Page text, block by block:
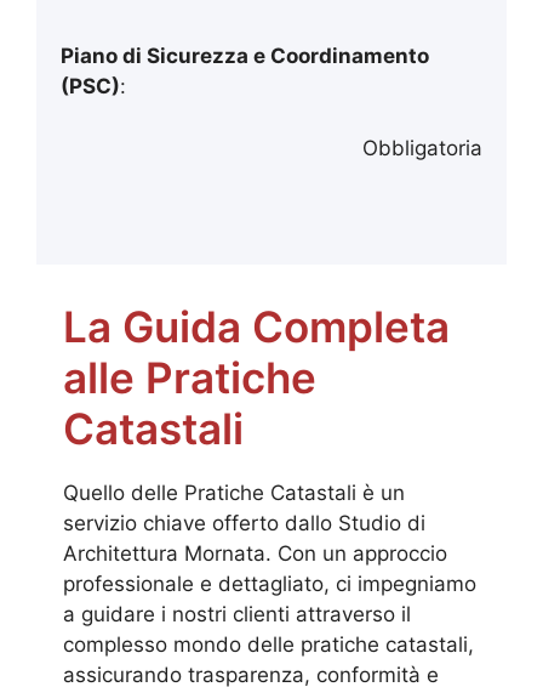
Piano di Sicurezza e Coordinamento
(PSC):
Obbligatoria
La Guida Completa
alle Pratiche
Catastali
Quello delle Pratiche Catastali è un
servizio chiave offerto dallo Studio di
Architettura Mornata. Con un approccio
professionale e dettagliato, ci impegniamo
a guidare i nostri clienti attraverso il
complesso mondo delle pratiche catastali,
assicurando trasparenza, conformità e